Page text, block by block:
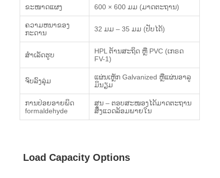
ຂະໜາດແຜງ 600 × 600 ມມ (ມາດຕະຖານ)
ຄວາມຫນາຂອງ
ກະດານ
32 ມມ – 35 ມມ (ປັບໄດ້)
ສໍາເລັດຮູບ
HPL ຕ້ານສະຖິດ ຫຼື PVC (ເກຣດ
FV-1)
ຈົບລົງລຸ່ມ
ແຜ່ນເຫຼັກ Galvanized ຫຼືແຜ່ນອາລູ
ມິນຽມ
ການປ່ອຍອາຍພິດ
formaldehyde
ສູນ – ຕອບສະໜອງໄດ້ມາດຕະຖານ
ສິ່ງແວດລ້ອມພາຍໃນ
Load Capacity Options